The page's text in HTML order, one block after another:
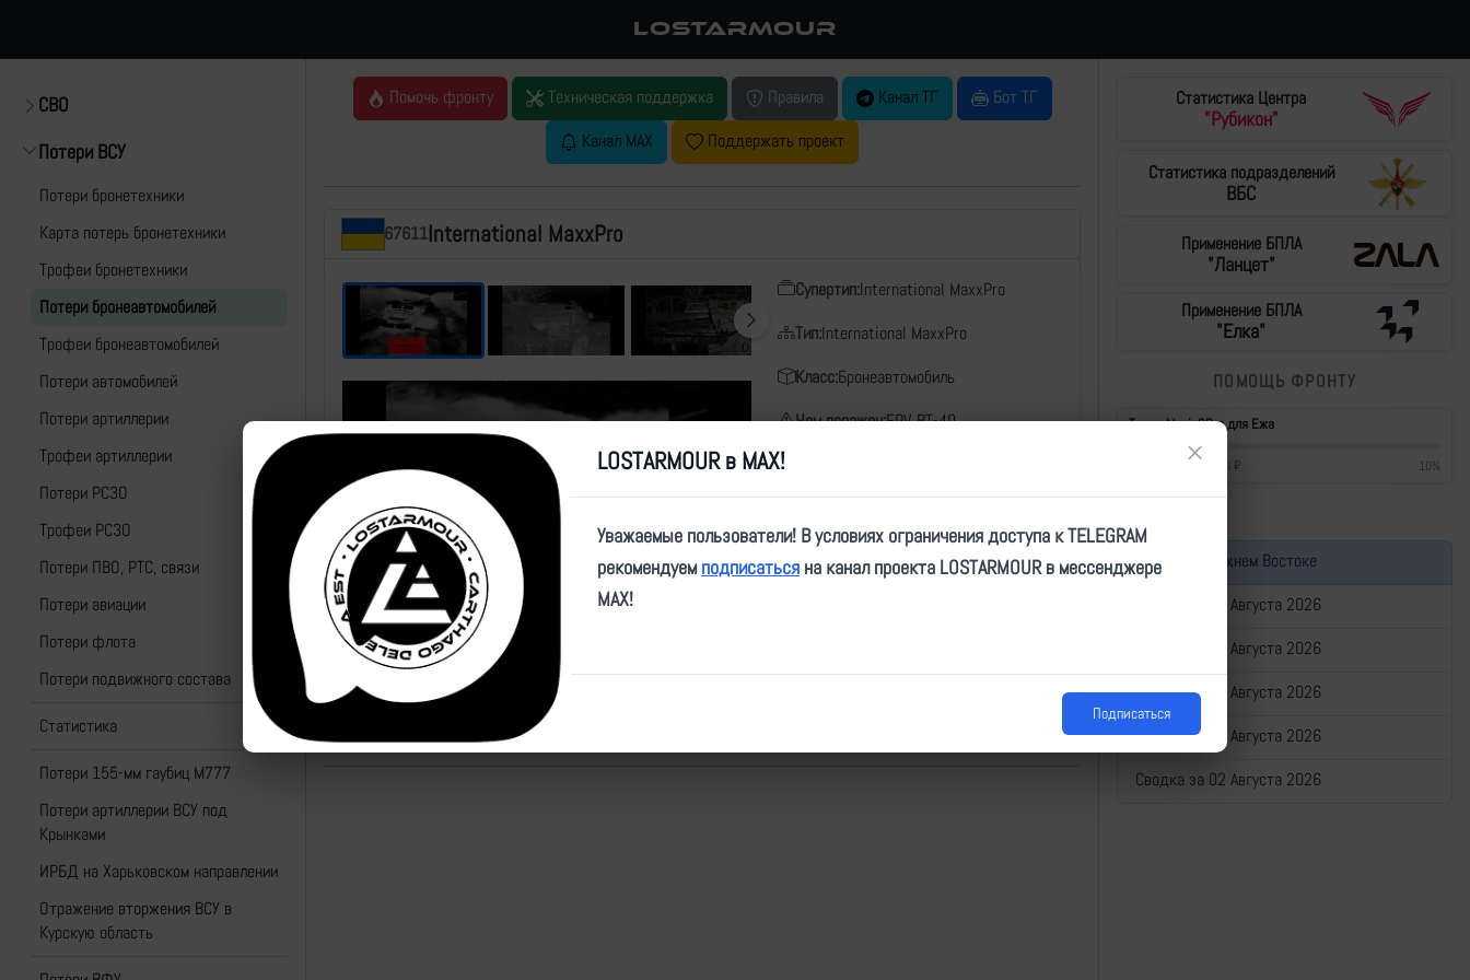
LOSTARMOUR
СВО
Потери ВСУ
Потери бронетехники
Карта потерь бронетехники
Трофеи бронетехники
Потери бронеавтомобилей
Трофеи бронеавтомобилей
Потери автомобилей
Потери артиллерии
Трофеи артиллерии
Потери РСЗО
Трофеи РСЗО
Потери ПВО, РТС, связи
Потери авиации
Потери флота
Потери подвижного состава
Статистика
Потери 155-мм гаубиц M777
Потери артиллерии ВСУ под
Крынками
ИРБД на Харьковском направлении
Отражение вторжения ВСУ в
Курскую область
Помочь фронту Техническая поддержка Правила Канал ТГ
Бот ТГ
Канал MAX
Поддержать проект
67611International MaxxPro
Супертип:International MaxxPro
Тип:International MaxxPro
Класс:Бронеавтомобиль
Чем поражен:FPV, ВТ-40
Источники 1
Назад к списку
Статистика Центра
"Рубикон"
Статистика подразделений
ВБС
Применение БПЛА
"Ланцет"
Применение БПЛА
"Елка"
ПОМОЩЬ ФРОНТУ
Тушки Mavic3Pro для Ежа
430 000 ₽ 10%
Война на Ближнем Востоке
Сводка за 06 Августа 2026
Сводка за 05 Августа 2026
Сводка за 04 Августа 2026
Сводка за 03 Августа 2026
Сводка за 02 Августа 2026
LOSTARMOUR в MAX! ×
Уважаемые пользователи! В условиях ограничения доступа к TELEGRAM
рекомендуем подписаться на канал проекта LOSTARMOUR в мессенджере
MAX!
Подписаться